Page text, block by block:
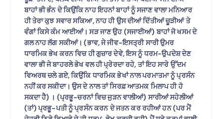
ਬਾਹਾਂ ਭੀ ਭੰਨ ਦੇ ਕਿਉਂਕਿ ਨਾਹ ਇਹਨਾਂ ਬਾਹਾਂ ਨੂੰ ਸਜਾਣ ਵਾਲਾ ਮਨਿਆਰ
ਹੀ ਤੇਰਾ ਕੁਝ ਸਵਾਰ ਸਕਿਆ, ਨਾਹ ਹੀ ਉਸ ਦੀਆਂ ਦਿੱਤੀਆਂ ਚੂੜੀਆਂ ਤੇ
ਵੰਗਾਂ ਕਿਸੇ ਕੰਮ ਆਈਆਂ। ਸੜ ਜਾਣ ਉਹ (ਸਜਾਈਆਂ) ਬਾਹਾਂ ਜੋ ਖਸਮ ਦੇ
ਗਲ ਨਾਹ ਲੱਗ ਸਕੀਆਂ। (ਭਾਵ, ਜੇ ਜੀਵ-ਇਸਤ੍ਰੀ ਸਾਰੀ ਉਮਰ
ਧਾਰਮਿਕ ਭੇਖ ਕਰਨ ਵਿਚ ਹੀ ਗੁਜ਼ਾਰ ਦੇਵੇ, ਇਸ ਨੂੰ ਧਰਮ-ਉਪਦੇਸ਼ ਦੇਣ
ਵਾਲਾ ਭੀ ਜੇ ਬਾਹਰਲੇ ਭੇਖ ਵਲ ਹੀ ਪ੍ਰੇਰਦਾ ਰਹੇ, ਤਾਂ ਇਹ ਸਾਰੇ ਉੱਦਮ
ਵਿਅਰਥ ਚਲੇ ਗਏ, ਕਿਉਂਕਿ ਧਾਰਮਿਕ ਭੇਖਾਂ ਨਾਲ ਪਰਮਾਤਮਾ ਨੂੰ ਪ੍ਰਸੰਨ
ਨਹੀਂ ਕਰ ਸਕੀਦਾ। ਉਸ ਦੇ ਨਾਲ ਤਾਂ ਸਿਰਫ਼ ਆਤਮਕ ਮਿਲਾਪ ਹੀ ਹੋ
ਸਕਦਾ ਹੈ) । (ਪ੍ਰਭੂ-ਚਰਨਾਂ ਵਿਚ ਜੁੜਨ ਵਾਲੀਆਂ) ਸਾਰੀਆਂ ਸਹੇਲੀਆਂ
(ਤਾਂ) ਪ੍ਰਭੂ-ਪਤੀ ਨੂੰ ਪ੍ਰਸੰਨ ਕਰਨ ਦੇ ਜਤਨ ਕਰ ਰਹੀਆਂ ਹਨ (ਪਰ ਮੈਂ